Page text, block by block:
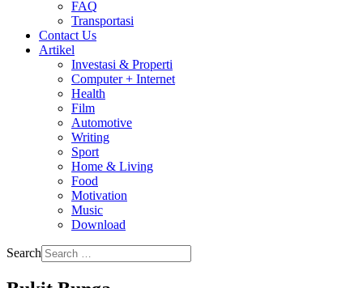
FAQ
Transportasi
Contact Us
Artikel
Investasi & Properti
Computer + Internet
Health
Film
Automotive
Writing
Sport
Home & Living
Food
Motivation
Music
Download
Search